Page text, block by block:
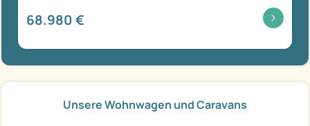
68.980 €
Unsere Wohnwagen und Caravans